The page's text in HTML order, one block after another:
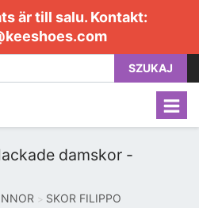
är till salu. Kontakt:
SZUKAJ
damskor -
SKOR FILIPPO